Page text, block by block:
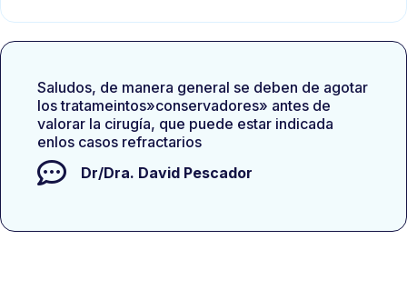
Saludos, de manera general se deben de agotar
los tratameintos»conservadores» antes de
valorar la cirugía, que puede estar indicada
enlos casos refractarios
Dr/Dra. David Pescador